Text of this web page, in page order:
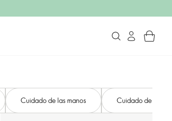
Cuidado de las manos Cuidado de los